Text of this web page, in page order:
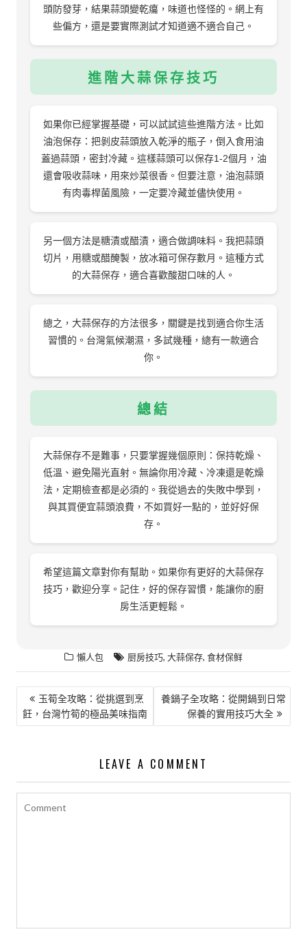
頭防發芽，結果蒜頭變乾癟，味道也怪怪的。網上有
些偏方，還是要實際測試才知道適不適合自己。
進階大蒜保存技巧
如果你已經掌握基礎，可以試試這些進階方法。比如
油泡保存：把剝皮蒜頭放入乾淨的瓶子，倒入食用油
蓋過蒜頭，密封冷藏。這樣蒜頭可以保存1-2個月，油
還會吸收蒜味，用來炒菜很香。但要注意，油泡蒜頭
有肉毒桿菌風險，一定要冷藏並儘快使用。
另一個方法是糖漬或醋漬，適合做調味料。我把蒜頭
切片，用糖或醋醃製，放冰箱可保存數月。這種方式
的大蒜保存，適合喜歡酸甜口味的人。
總之，大蒜保存的方法很多，關鍵是找到適合你生活
習慣的。台灣氣候潮濕，多試幾種，總有一款適合
你。
總結
大蒜保存不是難事，只要掌握幾個原則：保持乾燥、
低溫、避免陽光直射。無論你用冷藏、冷凍還是乾燥
法，定期檢查都是必須的。我從過去的失敗中學到，
與其買便宜蒜頭浪費，不如買好一點的，並好好保
存。
希望這篇文章對你有幫助。如果你有更好的大蒜保存
技巧，歡迎分享。記住，好的保存習慣，能讓你的廚
房生活更輕鬆。
懶人包 厨房技巧, 大蒜保存, 食材保鲜
文
章
玉筍全攻略：從挑選到烹
飪，台灣竹筍的極品美味指南
養鍋子全攻略：從開鍋到日常
保養的實用技巧大全
LEAVE A COMMENT